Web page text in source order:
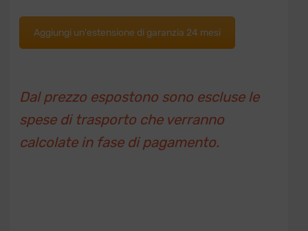
Aggiungi un'estensione di garanzia 24 mesi
Dal prezzo espostono sono escluse le
spese di trasporto che verranno
calcolate in fase di pagamento.